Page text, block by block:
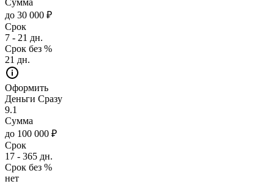
Сумма
до 30 000 ₽
Срок
7 - 21 дн.
Срок без %
21 дн.
Оформить
Деньги Сразу
9.1
Сумма
до 100 000 ₽
Срок
17 - 365 дн.
Срок без %
нет